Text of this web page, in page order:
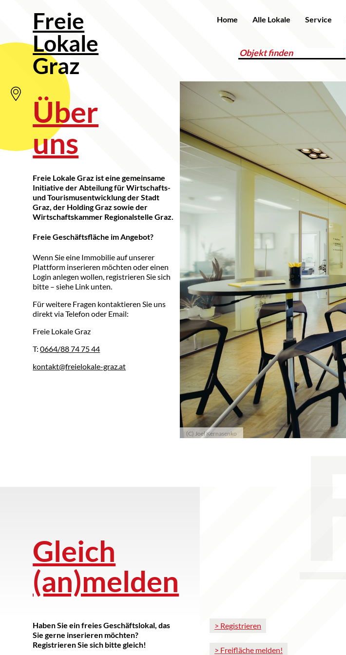
Freie
Lokale
Graz
Home Alle Lokale Service
Über
uns
Freie Lokale Graz ist eine gemeinsame
Initiative der Abteilung für Wirtschafts-
und Tourismusentwicklung der Stadt
Graz, der Holding Graz sowie der
Wirtschaftskammer Regionalstelle Graz.
Freie Geschäftsfläche im Angebot?
Wenn Sie eine Immobilie auf unserer
Plattform inserieren möchten oder einen
Login anlegen wollen, registrieren Sie sich
bitte – siehe Link unten.
Für weitere Fragen kontaktieren Sie uns
direkt via Telefon oder Email:
Freie Lokale Graz
T:0664/88 74 75 44
kontakt@freielokale-graz.at
(C) Joel Kernasenko
Gleich
(an)melden
Haben Sie ein freies Geschäftslokal, das
Sie gerne inserieren möchten?
Registrieren Sie sich bitte gleich!
> Registrieren
> Freifläche melden!